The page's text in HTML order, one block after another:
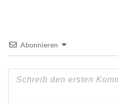
Abonnieren